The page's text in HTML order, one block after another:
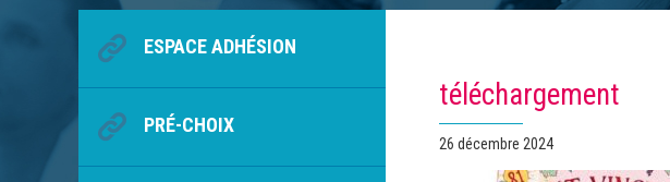
ESPACE ADHÉSION
PRÉ-CHOIX
téléchargement
Publié
26 décembre 2024